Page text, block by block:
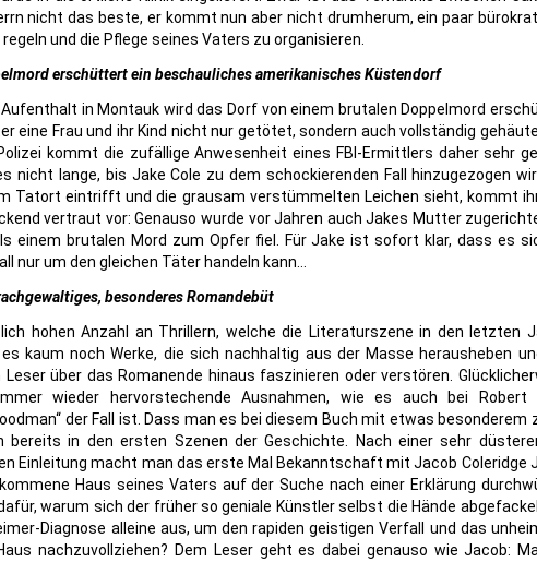
nicht das beste, er kommt nun aber nicht drumherum, ein paar
und die Pflege seines Vaters zu organisieren.
erschüttert ein beschauliches amerikanisches Küstendorf
in Montauk wird das Dorf von einem brutalen Doppelmord
eine Frau und ihr Kind nicht nur getötet, sondern auch vollständig
kommt die zufällige Anwesenheit eines FBI-Ermittlers daher sehr
nicht lange, bis Jake Cole zu dem schockierenden Fall hinzugezogen
Tatort eintrifft und die grausam verstümmelten Leichen sieht, kommt
vertraut vor: Genauso wurde vor Jahren auch Jakes Mutter
einem brutalen Mord zum Opfer fiel. Für Jake ist sofort klar, dass es
nur um den gleichen Täter handeln kann…
besonderes Romandebüt
hohen Anzahl an Thrillern, welche die Literaturszene in den letzten
kaum noch Werke, die sich nachhaltig aus der Masse herausheben
über das Romanende hinaus faszinieren oder verstören.
wieder hervorstechende Ausnahmen, wie es auch bei Robert
der Fall ist. Dass man es bei diesem Buch mit etwas besonderem
bereits in den ersten Szenen der Geschichte. Nach einer sehr
Einleitung macht man das erste Mal Bekanntschaft mit Jacob Coleridge
Haus seines Vaters auf der Suche nach einer Erklärung
warum sich der früher so geniale Künstler selbst die Hände
Diagnose alleine aus, um den rapiden geistigen Verfall und das
nachzuvollziehen? Dem Leser geht es dabei genauso wie Jacob: